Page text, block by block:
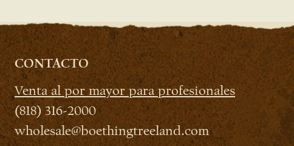
CONTACTO
Venta al por mayor para profesionales
(818) 316-2000
wholesale@boethingtreeland.com